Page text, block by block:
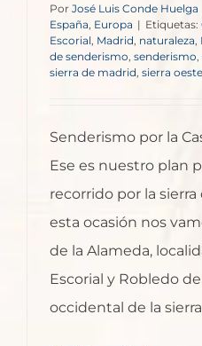
Por José Luis Conde Huelga
España Europa | Etiquetas:
Escorial Madrid naturaleza,
de senderismo senderismo
sierra de madrid sierra
Senderismo por la
Ese es nuestro plan
recorrido por la
esta ocasión nos
de la Alameda,
Escorial y Robledo
occidental de la sierra